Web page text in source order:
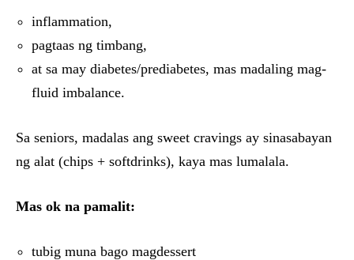
inflammation,
pagtaas ng timbang,
at sa may diabetes/prediabetes, mas madaling mag-
fluid imbalance.
Sa seniors, madalas ang sweet cravings ay sinasabayan
ng alat (chips + softdrinks), kaya mas lumalala.
Mas ok na pamalit:
tubig muna bago magdessert